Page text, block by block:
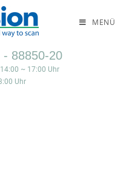
MENÜ
- 88850-20
~ 17:00 Uhr
Uhr